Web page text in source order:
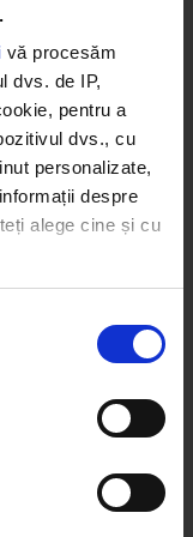
vă procesăm
dvs. de IP,
pentru a
dvs., cu
personalizate,
despre
alege cine și cu
la locația dvs.
l în mod
la
secțiunea
și în alte zone
găsești pe
au și o prăjitorie